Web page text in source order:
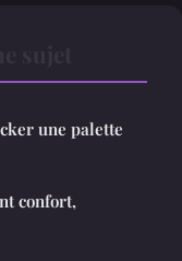
une palette
confort,